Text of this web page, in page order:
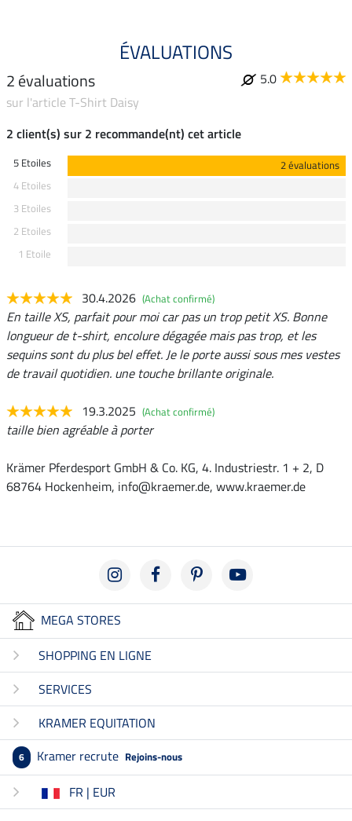
ÉVALUATIONS
2 évaluations
5.0
sur l'article T-Shirt Daisy
2 client(s) sur 2 recommande(nt) cet article
5 Etoiles
2 évaluations
4 Etoiles
3 Etoiles
2 Etoiles
1 Etoile
30.4.2026 (Achat confirmé)
En taille XS, parfait pour moi car pas un trop petit XS. Bonne
longueur de t-shirt, encolure dégagée mais pas trop, et les
sequins sont du plus bel effet. Je le porte aussi sous mes vestes
de travail quotidien. une touche brillante originale.
19.3.2025 (Achat confirmé)
taille bien agréable à porter
Krämer Pferdesport GmbH & Co. KG, 4. Industriestr. 1 + 2, D
68764 Hockenheim, info@kraemer.de, www.kraemer.de
MEGA STORES
SHOPPING EN LIGNE
SERVICES
KRAMER EQUITATION
6 Kramer recrute Rejoins-nous
FR | EUR